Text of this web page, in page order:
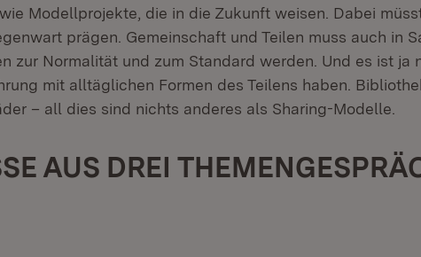
Modellprojekte, die in die Zukunft weisen. Dabei
prägen. Gemeinschaft und Teilen muss auch in
zur Normalität und zum Standard werden. Und es ist ja
mit alltäglichen Formen des Teilens haben.
– all dies sind nichts anderes als Sharing-Modelle.
AUS DREI